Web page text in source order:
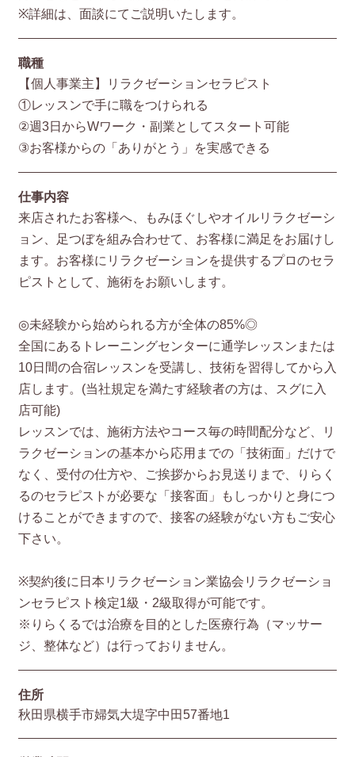
※詳細は、面談にてご説明いたします。
職種
【個人事業主】リラクゼーションセラピスト
①レッスンで手に職をつけられる
②週3日からWワーク・副業としてスタート可能
③お客様からの「ありがとう」を実感できる
仕事内容
来店されたお客様へ、もみほぐしやオイルリラクゼーシ
ョン、足つぼを組み合わせて、お客様に満足をお届けし
ます。お客様にリラクゼーションを提供するプロのセラ
ピストとして、施術をお願いします。
◎未経験から始められる方が全体の85%◎
全国にあるトレーニングセンターに通学レッスンまたは
10日間の合宿レッスンを受講し、技術を習得してから入
店します。(当社規定を満たす経験者の方は、スグに入
店可能)
レッスンでは、施術方法やコース毎の時間配分など、リ
ラクゼーションの基本から応用までの「技術面」だけで
なく、受付の仕方や、ご挨拶からお見送りまで、りらく
るのセラピストが必要な「接客面」もしっかりと身につ
けることができますので、接客の経験がない方もご安心
下さい。
※契約後に日本リラクゼーション業協会リラクゼーショ
ンセラピスト検定1級・2級取得が可能です。
※りらくるでは治療を目的とした医療行為（マッサー
ジ、整体など）は行っておりません。
住所
秋田県横手市婦気大堤字中田57番地1